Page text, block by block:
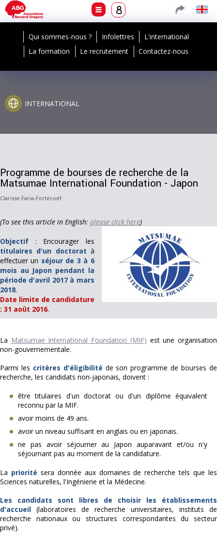
Qui sommes-nous ? Infolettres
L'international
La formation
Le recrutement Contactez-nous
INTERNATIONAL
Programme de bourses de recherche de la
Matsumae International Foundation - Japon
Clarisse Faria-Fortecoëf
(To see this article in English: please click here)
Objectif : Encourager les
titulaires d'un doctorat à
effectuer un séjour de 3 à 6
mois au Japon pendant la
période d'avril 2017 à mars
2018.
Date limite de candidature
: 31 août 2016.
La Matsumae International Foundation (MIF) est une organisation
non-gouvernementale.
Parmi les critères d'éligibilité de son programme de bourses de
recherche, les candidats non-japonais, doivent :
être titulaires d'un doctorat ou d'un diplôme équivalent
reconnu par la MIF.
avoir moins de 49 ans.
avoir un niveau suffisant en anglais ou en japonais.
ne pas avoir séjourner au Japon auparavant et/ou n'y
séjournant pas au moment de la candidature.
La priorité sera donnée aux domaines de recherche tels que les
Sciences naturelles, l'Ingénierie et la Médecine.
Les candidats sont libres de choisir les établissements
d'accueil (laboratoires de recherche universitaires, instituts de
recherche nationaux ou structures correspondantes du secteur
privé).